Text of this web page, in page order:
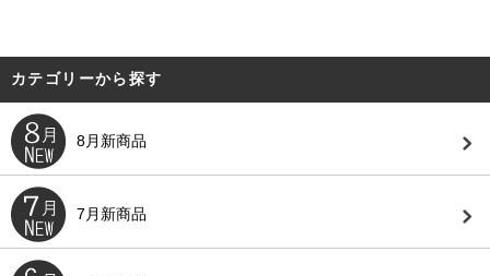
カテゴリーから探す
8月新商品
7月新商品